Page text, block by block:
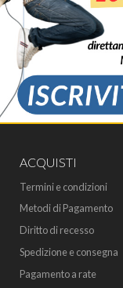
ACQUISTI
Termini e condizioni
Metodi di Pagamento
Diritto di recesso
Spedizione e consegna
Pagamento a rate